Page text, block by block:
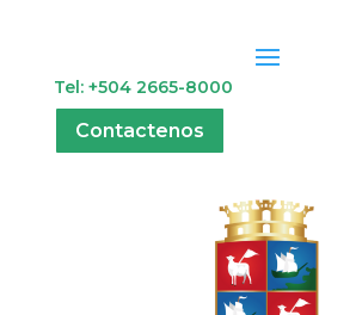
Tel: +504 2665-8000
Contactenos